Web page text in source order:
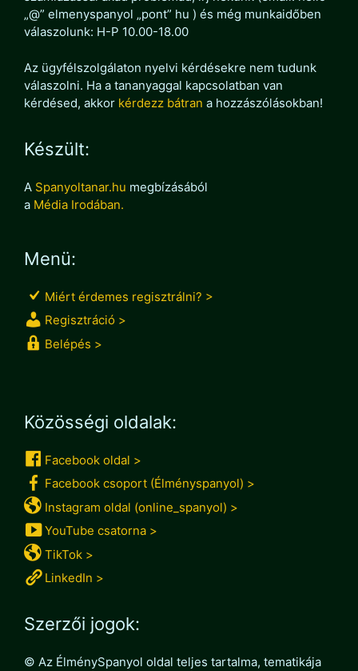
„@” elmenyspanyol „pont” hu ) és még munkaidőben
válaszolunk: H-P 10.00-18.00
Az ügyfélszolgálaton nyelvi kérdésekre nem tudunk
válaszolni. Ha a tananyaggal kapcsolatban van
kérdésed, akkor kérdezz bátran a hozzászólásokban!
Készült:
A Spanyoltanar.hu megbízásából
a Média Irodában.
Menü:
Miért érdemes regisztrálni? >
Regisztráció >
Belépés >
Közösségi oldalak:
Facebook oldal >
Facebook csoport (Élményspanyol) >
Instagram oldal (online_spanyol) >
YouTube csatorna >
TikTok >
LinkedIn >
Szerzői jogok:
© Az ÉlménySpanyol oldal teljes tartalma, tematikája